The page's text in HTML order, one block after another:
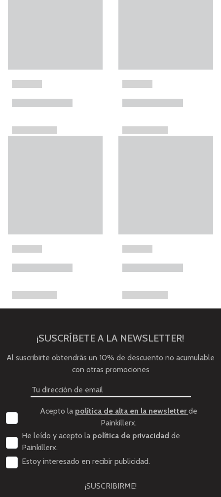
¡SUSCRÍBETE A LA NEWSLETTER!
Al suscribirte obtendrás un 10% de descuento no acumulable
con otras promociones
Acepto la política de alta en la newsletterde
Painkillerx.
He leído y acepto la política de privacidad de
Painkillerx.
Estoy interesado en recibir publicidad.
¡SUSCRIBIRME!